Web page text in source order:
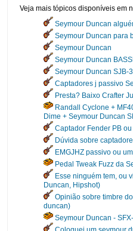
Veja mais tópicos disponíveis em
Seymour Duncan
Seymour Duncan para
Seymour Duncan
Seymour Duncan
Seymour Duncan SJB-
Captadores j passivo
Presta? Baixo Crafter
Randall Cyclone +
Dime + Seymour Duncan
Captador Fender PB
Dúvida sobre
EMGJHZ passivo ou
Pedal Tweak Fuzz da
Esse ninguém tem, ou
Duncan, Hipshot)
Opinião sobre timbre
duncan)
Seymour Duncan -